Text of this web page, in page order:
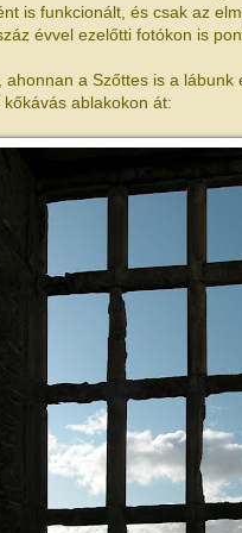
is funkcionált, és csak az
évvel ezelőtti fotókon is
a Szőttes is a
ablakokon át: